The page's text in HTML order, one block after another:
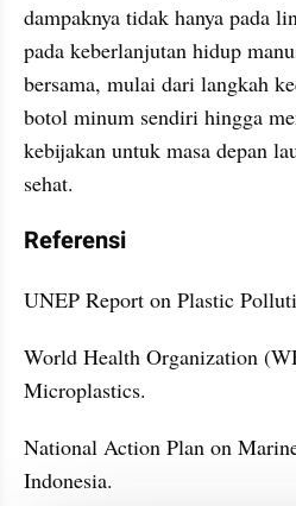
dampaknya tidak hanya pada
pada keberlanjutan hidup
bersama, mulai dari langkah
botol minum sendiri hingga
kebijakan untuk masa depan
sehat.
Referensi
UNEP Report on Plastic
World Health Organization
Microplastics.
National Action Plan on
Indonesia.